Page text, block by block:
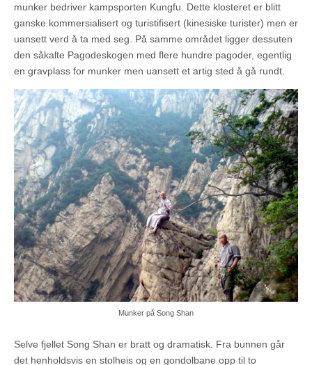
munker bedriver kampsporten Kungfu. Dette klosteret er blitt
ganske kommersialisert og turistifisert (kinesiske turister) men er
uansett verd å ta med seg. På samme området ligger dessuten
den såkalte Pagodeskogen med flere hundre pagoder, egentlig
en gravplass for munker men uansett et artig sted å gå rundt.
Munker på Song Shan
Selve fjellet Song Shan er bratt og dramatisk. Fra bunnen går
det henholdsvis en stolheis og en gondolbane opp til to